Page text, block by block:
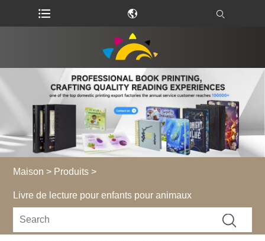
Maison > Produits >
Livre de lecture pour enfants pour animaux